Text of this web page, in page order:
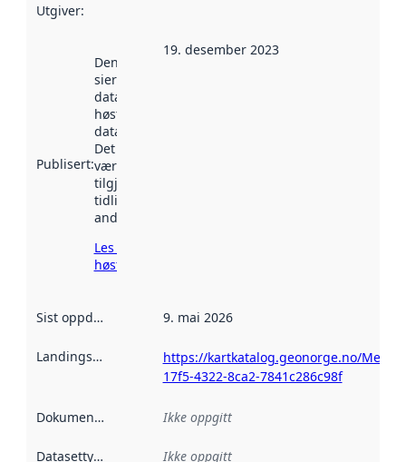
Utgiver:
Publisert:
Denne datoen
sier når
datasettet ble
høstet av
data.norge.no.
Det kan ha
vært
tilgjengelig
tidligere
andre steder.
Les mer om
høsting her
19. desember 2023
Sist oppdatert 9. mai 2026
Landingsside
https://kartkatalog.geonorge.no/
17f5-4322-8ca2-7841c286c98f
Dokumentasjon Ikke oppgitt
Datasettype Ikke oppgitt